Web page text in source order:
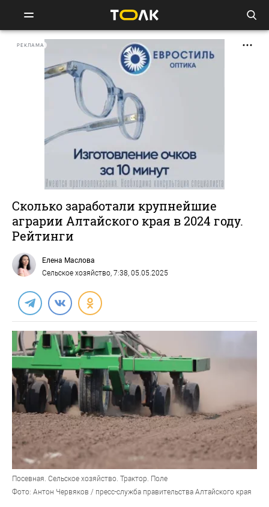
РЕКЛАМА
Сколько заработали крупнейшие
аграрии Алтайского края в 2024 году.
Рейтинги
Елена Маслова
Сельское хозяйство, 7:38, 05.05.2025
Посевная. Сельское хозяйство. Трактор. Поле
Фото: Антон Червяков / пресс-служба правительства Алтайского края